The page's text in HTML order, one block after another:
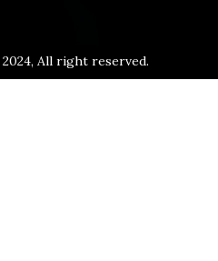
2024, All right reserved.